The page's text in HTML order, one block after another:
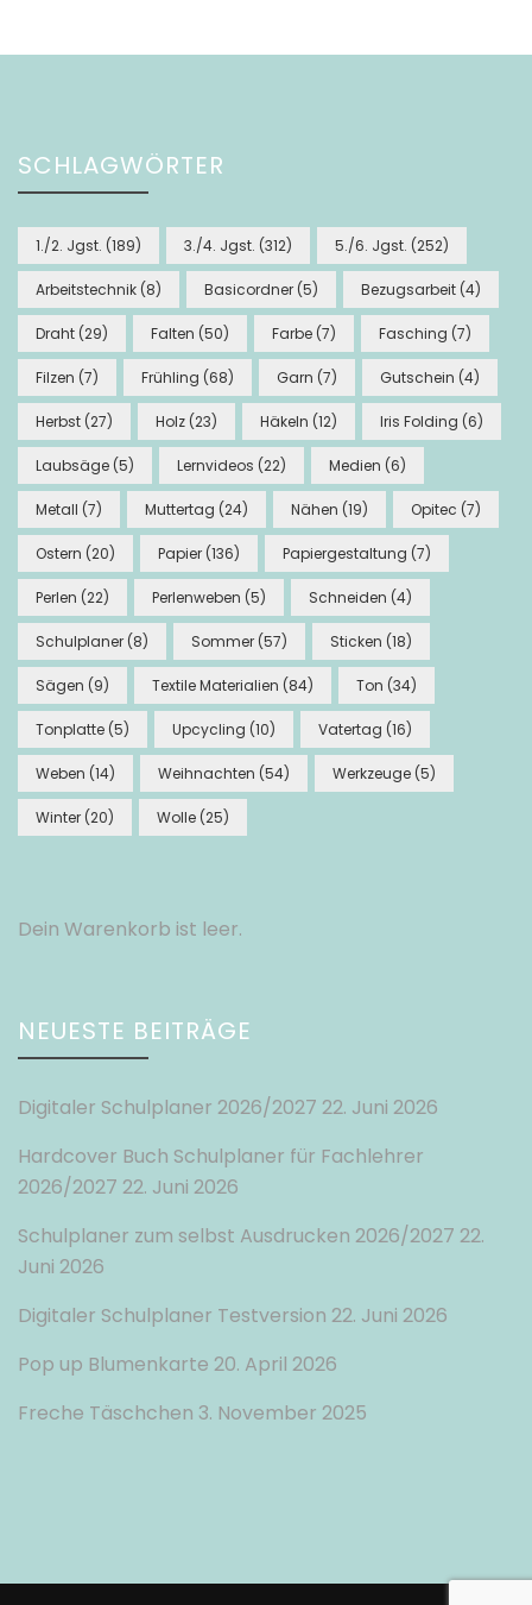
SCHLAGWÖRTER
1./2. Jgst. (189) 3./4. Jgst. (312) 5./6. Jgst. (252)
Arbeitstechnik (8) Basicordner (5) Bezugsarbeit (4)
Draht (29) Falten (50) Farbe (7) Fasching (7)
Filzen (7) Frühling (68) Garn (7) Gutschein (4)
Herbst (27) Holz (23) Häkeln (12) Iris Folding (6)
Laubsäge (5) Lernvideos (22) Medien (6)
Metall (7) Muttertag (24) Nähen (19) Opitec (7)
Ostern (20) Papier (136) Papiergestaltung (7)
Perlen (22) Perlenweben (5) Schneiden (4)
Schulplaner (8) Sommer (57) Sticken (18)
Sägen (9) Textile Materialien (84) Ton (34)
Tonplatte (5) Upcycling (10) Vatertag (16)
Weben (14) Weihnachten (54) Werkzeuge (5)
Winter (20) Wolle (25)
Dein Warenkorb ist leer.
NEUESTE BEITRÄGE
Digitaler Schulplaner 2026/2027 22. Juni 2026
Hardcover Buch Schulplaner für Fachlehrer
2026/2027 22. Juni 2026
Schulplaner zum selbst Ausdrucken 2026/2027 22.
Juni 2026
Digitaler Schulplaner Testversion 22. Juni 2026
Pop up Blumenkarte 20. April 2026
Freche Täschchen 3. November 2025